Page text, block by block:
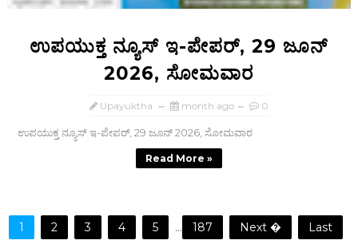
ಉಪಯುಕ್ತ ನ್ಯೂಸ್ ಇ-ಪೇಪರ್, 29 ಜೂನ್‌
2026, ಸೋಮವಾರ
Upayuktha month ago 0
ಉಪಯುಕ್ತ ನ್ಯೂಸ್ ಇ-ಪೇಪರ್, 29 ಜೂನ್‌ 2026, ಸೋಮವಾರ
Read More »
1 2 3 4 5 ... 187 Next � Last